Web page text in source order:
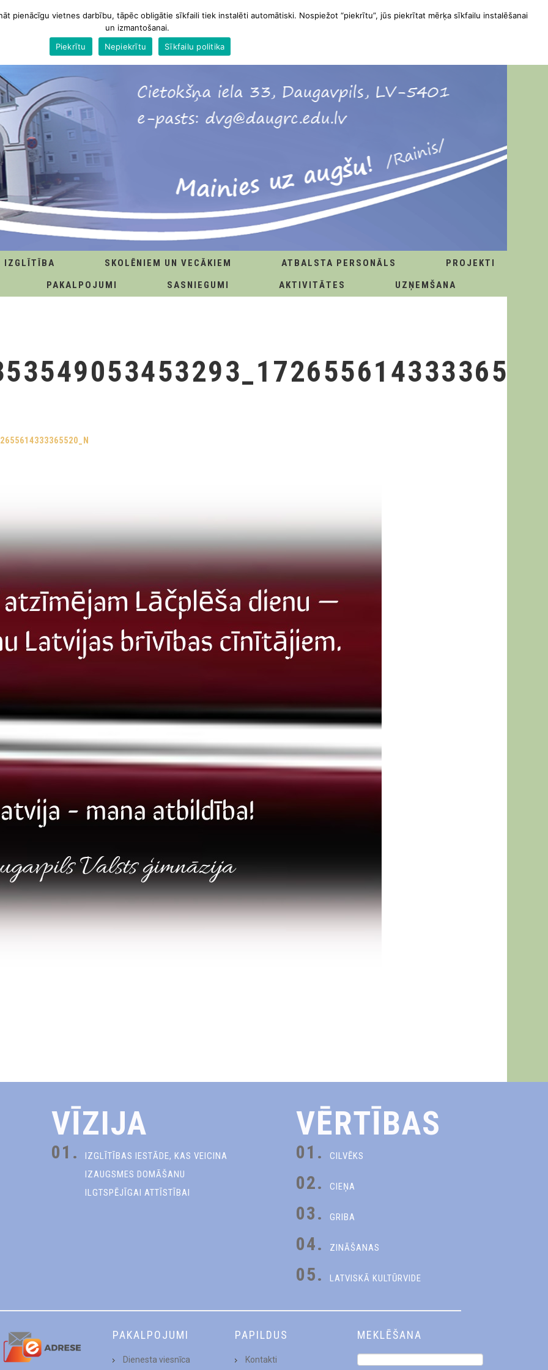
IZGLĪTĪBA SKOLĒNIEM UN VECĀKIEM ATBALSTA PERSONĀLS
PROJEKTI
PAKALPOJUMI
SASNIEGUMI AKTIVITĀTES UZŅEMŠANA
VĪZIJA
01.
IZGLĪTĪBAS IESTĀDE, KAS VEICINA
IZAUGSMES DOMĀŠANU
ILGTSPĒJĪGAI ATTĪSTĪBAI
VĒRTĪBAS
01. CILVĒKS
02. CIEŅA
03. GRIBA
04. ZINĀŠANAS
05. LATVISKĀ KULTŪRVIDE
PAKALPOJUMI
Dienesta viesnīca
PAPILDUS
Kontakti
MEKLĒŠANA
pienācīgu vietnes darbību, tāpēc obligātie sīkfaili tiek instalēti automātiski. Nospiežot “piekrītu”, jūs piekrītat mērķa sīkfailu instalēšanai
un izmantošanai.
Piekrītu
Nepiekrītu Sīkfailu politika